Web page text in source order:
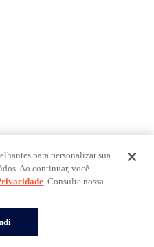
para personalizar sua
Ao continuar, você
. Consulte nossa